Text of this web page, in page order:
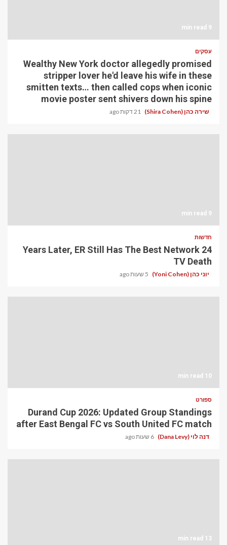
9 min read
עסקים
Wealthy New York doctor allegedly promised
stripper lover he'd leave his wife in these
smitten texts… then called cops when iconic
movie poster sent shivers down his spine
שירה כהן (Shira Cohen) 21 דקות ago
9 min read
חדשות
24 Years Later, ER Still Has The Best Network
TV Death
יוני כהן (Yoni Cohen) 5 שעות ago
10 min read
ספורט
Durand Cup 2026: Updated Group Standings
after East Bengal FC vs South United FC match
דנה לוי (Dana Levy) 6 שעות ago
13 min read